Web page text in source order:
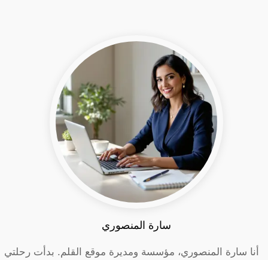
سارة المنصوري
أنا سارة المنصوري، مؤسسة ومديرة موقع القلم. بدأت رحلتي